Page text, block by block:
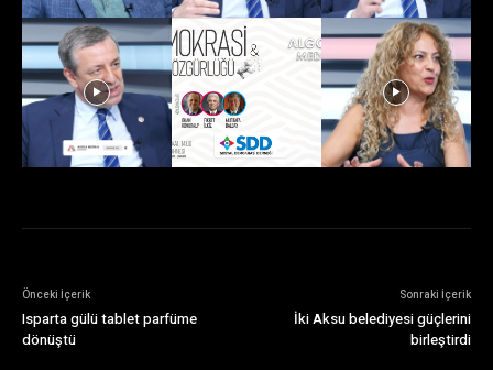
Önceki İçerik
Isparta gülü tablet parfüme
dönüştü
Sonraki İçerik
İki Aksu belediyesi güçlerini
birleştirdi